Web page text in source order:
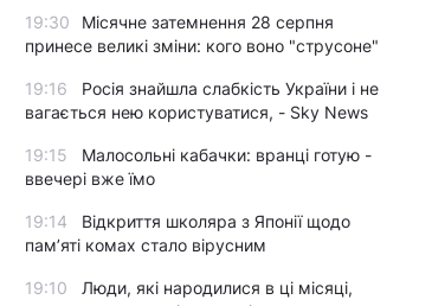
19:30
Місячне затемнення 28 серпня
принесе великі зміни: кого воно "струсоне"
19:16
Росія знайшла слабкість України і не
вагається нею користуватися, - Sky News
19:15
Малосольні кабачки: вранці готую -
ввечері вже їмо
19:14
Відкриття школяра з Японії щодо
пам’яті комах стало вірусним
19:10
Люди, які народилися в ці місяці,